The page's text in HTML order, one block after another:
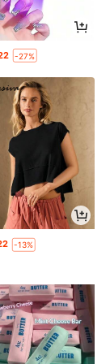
-27%
-13%